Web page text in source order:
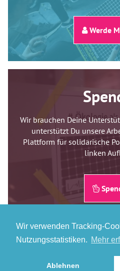
Wir verwenden Tracking-
Nutzungsstatistiken. Mehr
Ablehnen
Werde
Wir brauchen Deine
unterstützt Du unsere
Plattform für solidarische
linken